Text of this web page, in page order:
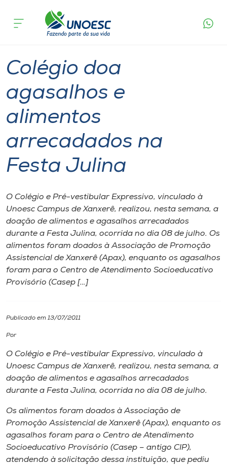
Cursos
Atendimento ao Estudante
Portal de Ensino
Internacionalização
I.nova
Diplomados
Biblioteca
Rádio
Museu
acontece
Colégio doa
agasalhos e
alimentos
arrecadados na
Festa Julina
O Colégio e Pré-vestibular Expressivo, vinculado à
Unoesc Campus de Xanxerê, realizou, nesta semana, a
doação de alimentos e agasalhos arrecadados
durante a Festa Julina, ocorrida no dia 08 de julho. Os
alimentos foram doados à Associação de Promoção
Assistencial de Xanxerê (Apax), enquanto os agasalhos
foram para o Centro de Atendimento Socioeducativo
Provisório (Casep […]
Publicado em 13/07/2011
Por
O Colégio e Pré-vestibular Expressivo, vinculado à
Unoesc Campus de Xanxerê, realizou, nesta semana, a
doação de alimentos e agasalhos arrecadados
durante a Festa Julina, ocorrida no dia 08 de julho.
Os alimentos foram doados à Associação de
Promoção Assistencial de Xanxerê (Apax), enquanto os
agasalhos foram para o Centro de Atendimento
Socioeducativo Provisório (Casep – antigo CIP),
atendendo à solicitação dessa instituição, que pediu